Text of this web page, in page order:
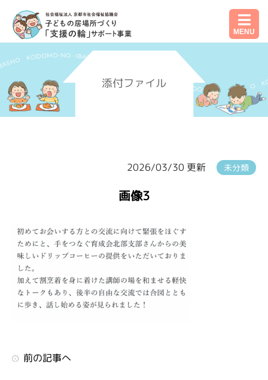
MENU
添付ファイル
2026/03/30 更新 未分類
画像3
前の記事へ